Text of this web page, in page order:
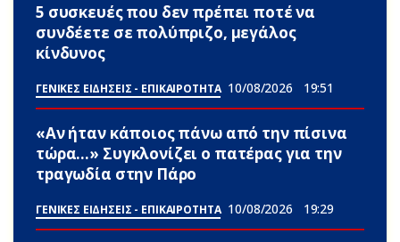
5 συσκευές που δεν πρέπει ποτέ να
συνδέετε σε πολύπριζο, μεγάλος
κίνδυνος
ΓΕΝΙΚΕΣ ΕΙΔΗΣΕΙΣ - ΕΠΙΚΑΙΡΟΤΗΤΑ 10/08/2026 19:51
«Αν ήταν κάποιος πάνω από την πίσινα
τώρα…» Συγκλονίζει ο πατέpας για την
τpαγωδία στην Πάρο
ΓΕΝΙΚΕΣ ΕΙΔΗΣΕΙΣ - ΕΠΙΚΑΙΡΟΤΗΤΑ 10/08/2026 19:29